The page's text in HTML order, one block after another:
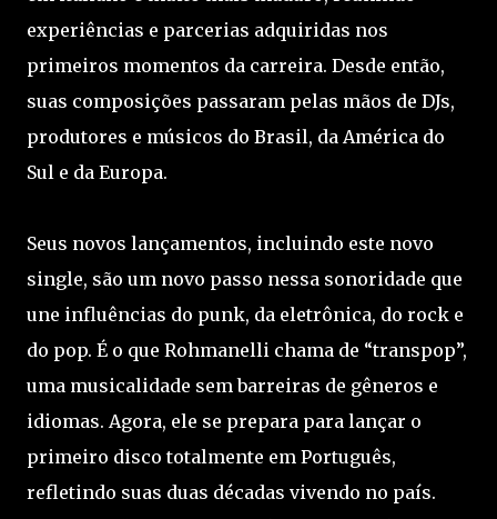
experiências e parcerias adquiridas nos
primeiros momentos da carreira. Desde então,
suas composições passaram pelas mãos de DJs,
produtores e músicos do Brasil, da América do
Sul e da Europa.
Seus novos lançamentos, incluindo este novo
single, são um novo passo nessa sonoridade que
une influências do punk, da eletrônica, do rock e
do pop. É o que Rohmanelli chama de “transpop”,
uma musicalidade sem barreiras de gêneros e
idiomas. Agora, ele se prepara para lançar o
primeiro disco totalmente em Português,
refletindo suas duas décadas vivendo no país.